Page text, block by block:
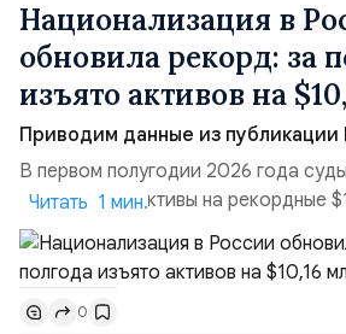
Национализация в
обновила рекорд: за
изъято активов на
Приводим данные из публикации
В первом полугодии 2026 года
государству активы на рекордные
подсчитали аналитики AK&M. Это в
чем за аналогичный период 2025
Всего зафиксировано 15
транзакций, которые обеспечили
Читать 1 мин.
0